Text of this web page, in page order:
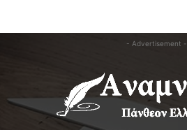
- Advertisement -